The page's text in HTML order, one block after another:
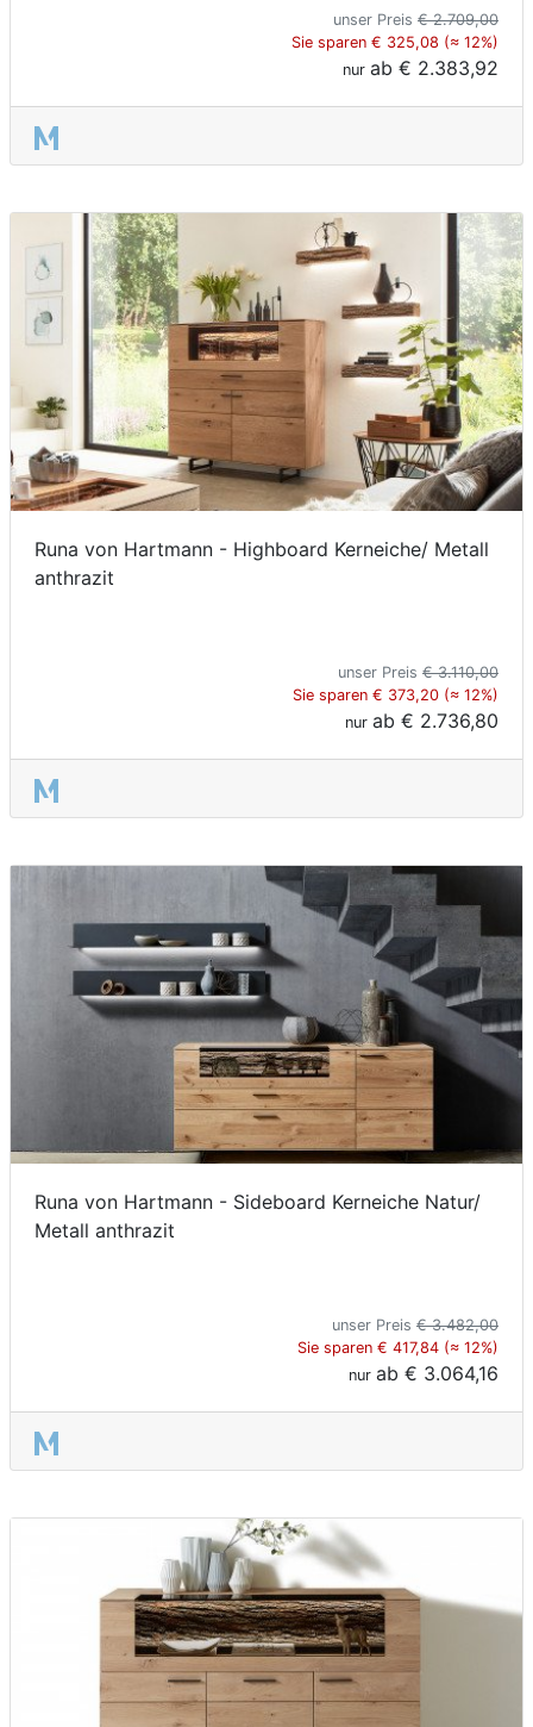
unser Preis € 2.709,00
Sie sparen € 325,08 (≈ 12%)
nur ab € 2.383,92
Runa von Hartmann - Highboard Kerneiche/ Metall
anthrazit
unser Preis € 3.110,00
Sie sparen € 373,20 (≈ 12%)
nur ab € 2.736,80
Runa von Hartmann - Sideboard Kerneiche Natur/
Metall anthrazit
unser Preis € 3.482,00
Sie sparen € 417,84 (≈ 12%)
nur ab € 3.064,16